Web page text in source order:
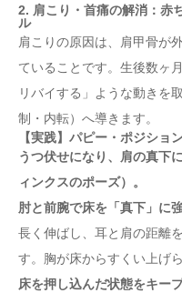
2. 肩こり・首痛の解消：赤
ル
肩こりの原因は、肩甲骨が
ていることです。生後数ヶ
リバイする」ような動きを
制・内転）へ導きます。
【実践】パピー・ポジショ
うつ伏せになり、肩の真下
ィンクスのポーズ）。
肘と前腕で床を「真下」に
長く伸ばし、耳と肩の距離
す。胸が床からすくい上げ
床を押し込んだ状態をキー